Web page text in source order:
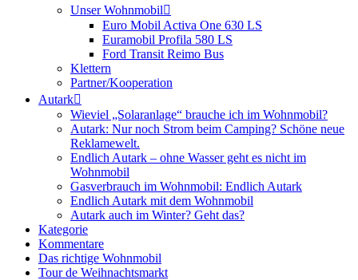
Unser Wohnmobil
Euro Mobil Activa One 630 LS
Euramobil Profila 580 LS
Ford Transit Reimo Bus
Klettern
Partner/Kooperation
Autark
Wieviel „Solaranlage“ brauche ich im Wohnmobil?
Autark: Nur noch Strom beim Camping? Schöne neue
Reklamewelt.
Endlich Autark – ohne Wasser geht es nicht im
Wohnmobil
Gasverbrauch im Wohnmobil: Endlich Autark
Endlich Autark mit dem Wohnmobil
Autark auch im Winter? Geht das?
Kategorie
Kommentare
Das richtige Wohnmobil
Tour de Weihnachtsmarkt